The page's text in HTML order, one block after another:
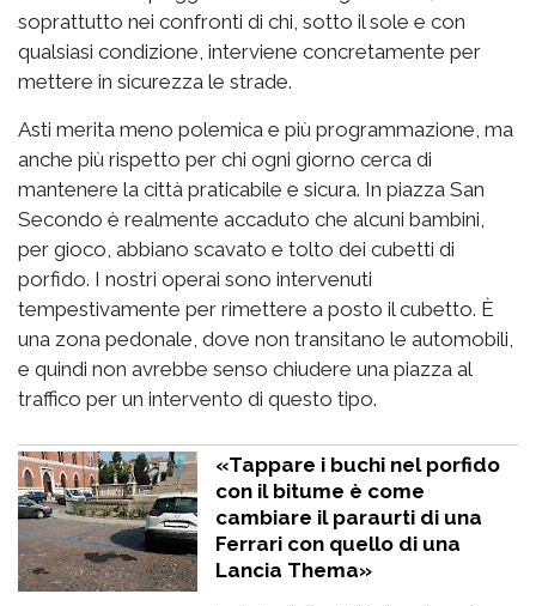
soprattutto nei confronti di chi, sotto il sole e con
qualsiasi condizione, interviene concretamente per
mettere in sicurezza le strade.
Asti merita meno polemica e più programmazione, ma
anche più rispetto per chi ogni giorno cerca di
mantenere la città praticabile e sicura. In piazza San
Secondo è realmente accaduto che alcuni bambini,
per gioco, abbiano scavato e tolto dei cubetti di
porfido. I nostri operai sono intervenuti
tempestivamente per rimettere a posto il cubetto. È
una zona pedonale, dove non transitano le automobili,
e quindi non avrebbe senso chiudere una piazza al
traffico per un intervento di questo tipo.
«Tappare i buchi nel porfido
con il bitume è come
cambiare il paraurti di una
Ferrari con quello di una
Lancia Thema»